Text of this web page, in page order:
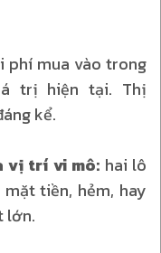
phí mua vào trong
trị hiện tại. Thị
kể.
vị trí vi mô: hai lô
tiền, hẻm, hay
lớn.